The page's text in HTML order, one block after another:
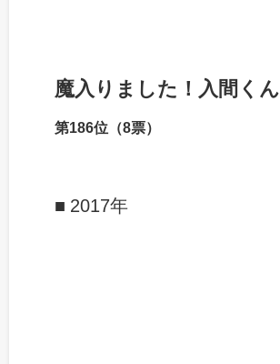
魔入りました！入間くん
第186位（8票）
2017年